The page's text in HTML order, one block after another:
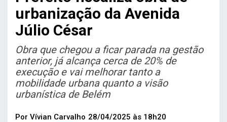
urbanização da Avenida
Júlio César
Obra que chegou a ficar parada na gestão
anterior, já alcança cerca de 20% de
execução e vai melhorar tanto a
mobilidade urbana quanto a visão
urbanística de Belém
Por Vívian Carvalho 28/04/2025 às 18h20